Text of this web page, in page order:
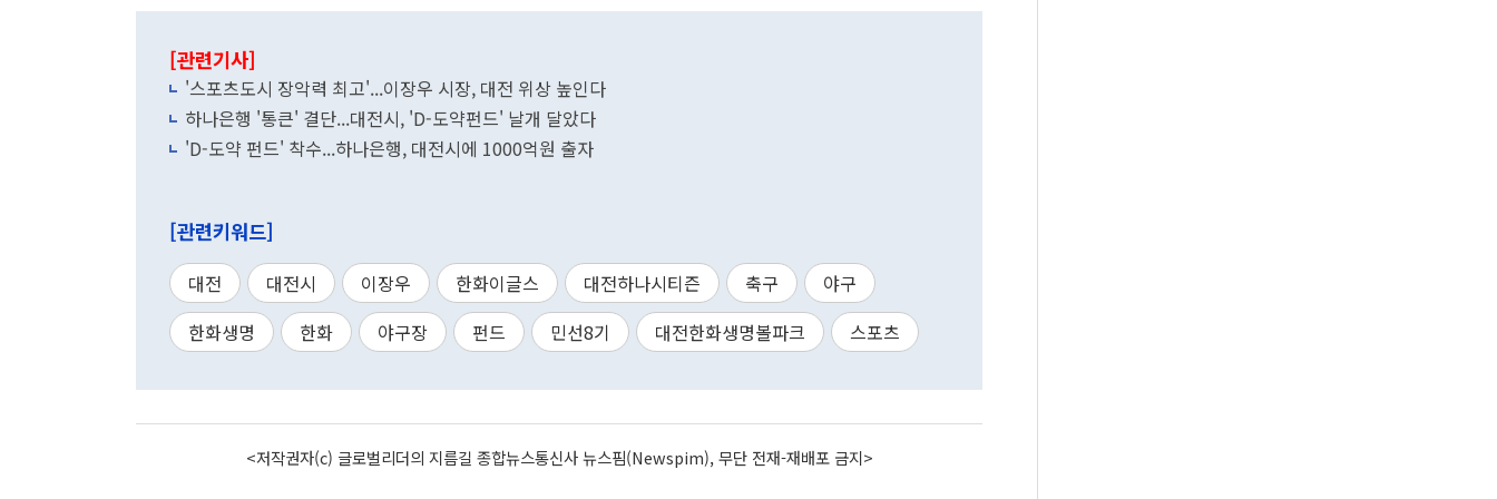
[관련기사]
'스포츠도시 장악력 최고'...이장우 시장, 대전 위상 높인다
하나은행 '통큰' 결단...대전시, 'D-도약펀드' 날개 달았다
'D-도약 펀드' 착수...하나은행, 대전시에 1000억원 출자
[관련키워드]
대전 대전시 이장우 한화이글스 대전하나시티즌 축구
야구
한화생명
한화 야구장 펀드 민선8기 대전한화생명볼파크 스포츠
<저작권자(c) 글로벌리더의 지름길 종합뉴스통신사 뉴스핌(Newspim), 무단 전재-재배포 금지>